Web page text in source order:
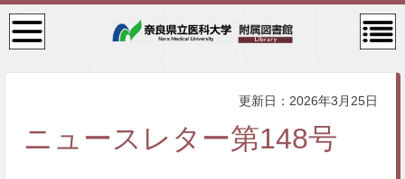
検
索・
メニ
コン
テン
ニュ
更新日：2026年3月25日
ニュースレター第148号